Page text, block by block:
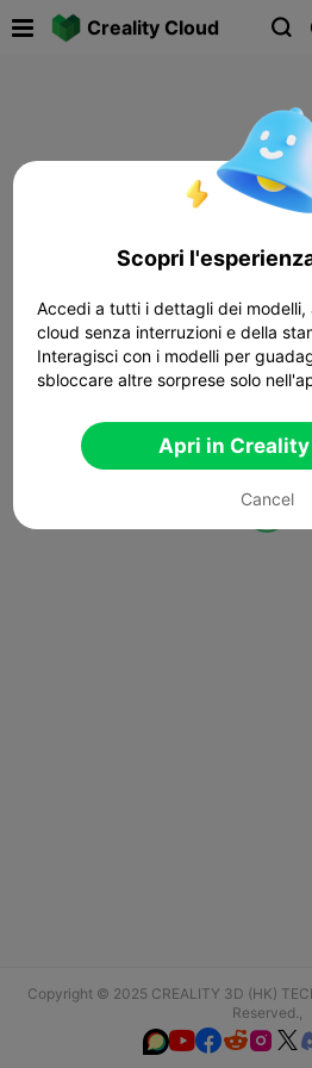
Creality Cloud 
Copyright © 2025 CREALITY 3D (HK)
Reserved.,
 
Scopri
Accedi a tutti i dettagli dei
cloud senza interruzioni e della
Interagisci con i modelli per
sbloccare altre sorprese solo
Apri in
Cancel